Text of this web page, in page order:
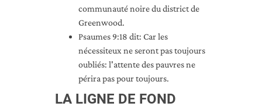
communauté noire du district de
Greenwood.
Psaumes 9:18 dit: Car les
nécessiteux ne seront pas toujours
oubliés: l'attente des pauvres ne
périra pas pour toujours.
LA LIGNE DE FOND